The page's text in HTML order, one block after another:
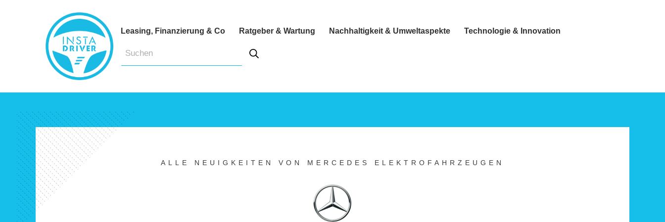
Leasing, Finanzierung & Co Ratgeber & Wartung Nachhaltigkeit & Umweltaspekte Technologie & Innovation
ALLE NEUIGKEITEN VON MERCEDES ELEKTROFAHRZEUGEN